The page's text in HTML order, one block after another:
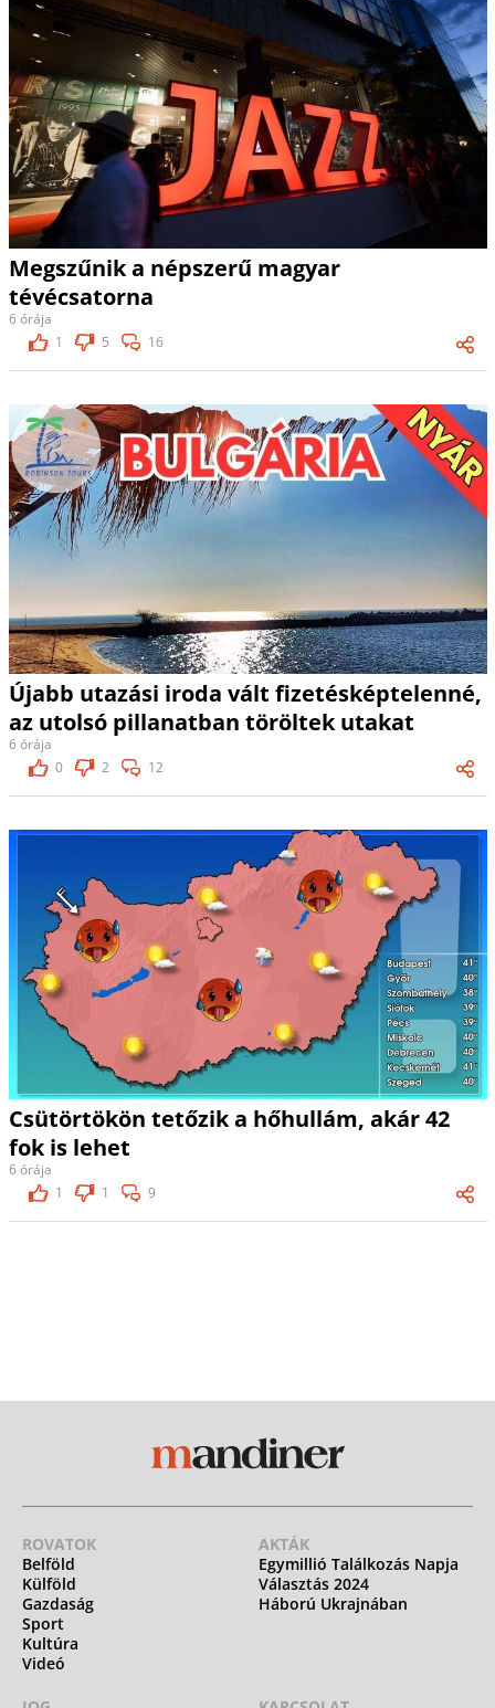
Megszűnik a népszerű magyar
tévécsatorna
6 órája
1
5 16
Újabb utazási iroda vált fizetésképtelenné,
az utolsó pillanatban töröltek utakat
6 órája
0
2 12
Csütörtökön tetőzik a hőhullám, akár 42
fok is lehet
6 órája
1
1 9
ROVATOK
Belföld
Külföld
Gazdaság
Sport
Kultúra
Videó
AKTÁK
Egymillió Találkozás Napja
Választás 2024
Háború Ukrajnában